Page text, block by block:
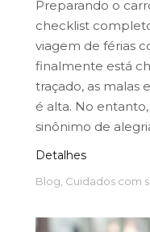
Preparando o
checklist
viagem de férias
finalmente está
traçado, as malas
é alta. No
sinônimo de
Detalhes
Blog, Cuidados com